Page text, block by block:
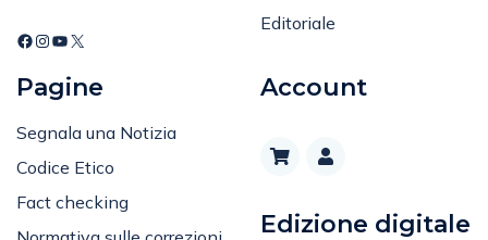
Editoriale
Pagine
Segnala una Notizia
Codice Etico
Fact checking
Account
Edizione digitale